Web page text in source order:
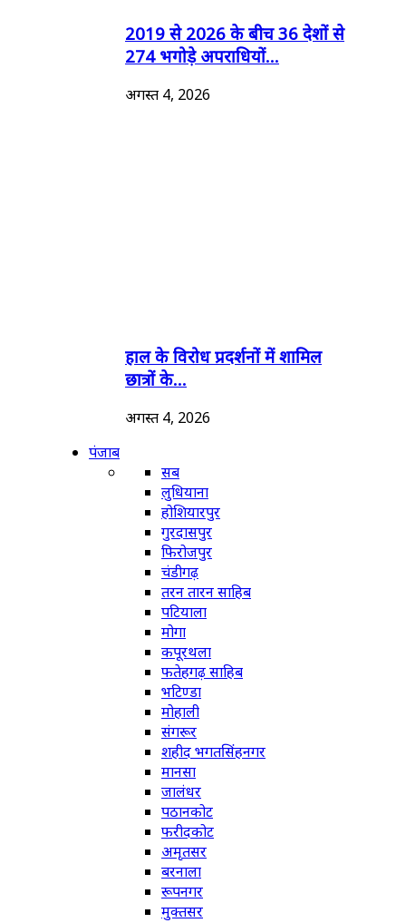
2019 से 2026 के बीच 36 देशों से
274 भगोड़े अपराधियों...
अगस्त 4, 2026
हाल के विरोध प्रदर्शनों में शामिल
छात्रों के...
अगस्त 4, 2026
पंजाब
सब
लुधियाना
होशियारपुर
गुरदासपुर
फिरोजपुर
चंडीगढ़
तरन तारन साहिब
पटियाला
मोगा
कपूरथला
फतेहगढ़ साहिब
भटिण्डा
मोहाली
संगरूर
शहीद भगतसिंहनगर
मानसा
जालंधर
पठानकोट
फरीदकोट
अमृतसर
बरनाला
रूपनगर
मुक्तसर